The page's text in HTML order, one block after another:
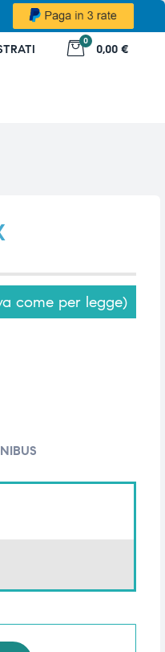
0
0,00 €
come per legge)